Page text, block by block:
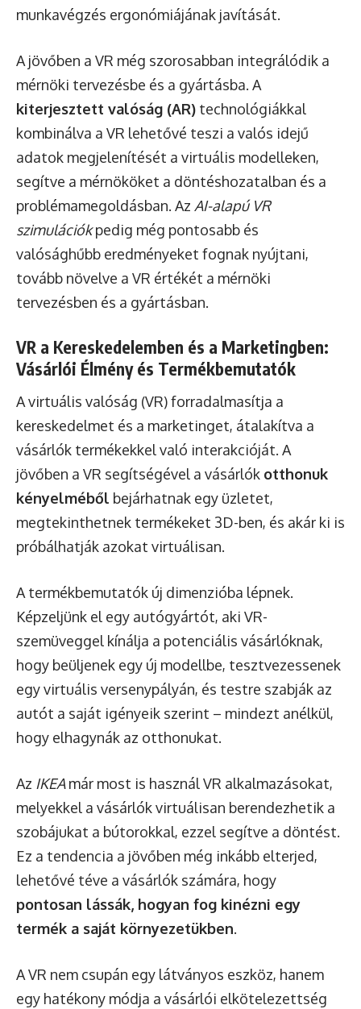
munkavégzés ergonómiájának javítását.
A jövőben a VR még szorosabban integrálódik a
mérnöki tervezésbe és a gyártásba. A
kiterjesztett valóság (AR) technológiákkal
kombinálva a VR lehetővé teszi a valós idejű
adatok megjelenítését a virtuális modelleken,
segítve a mérnököket a döntéshozatalban és a
problémamegoldásban. Az AI-alapú VR
szimulációkpedig még pontosabb és
valósághűbb eredményeket fognak nyújtani,
tovább növelve a VR értékét a mérnöki
tervezésben és a gyártásban.
VR a Kereskedelemben és a Marketingben:
Vásárlói Élmény és Termékbemutatók
A virtuális valóság (VR) forradalmasítja a
kereskedelmet és a marketinget, átalakítva a
vásárlók termékekkel való interakcióját. A
jövőben a VR segítségével a vásárlók otthonuk
kényelméből bejárhatnak egy üzletet,
megtekinthetnek termékeket 3D-ben, és akár ki is
próbálhatják azokat virtuálisan.
A termékbemutatók új dimenzióba lépnek.
Képzeljünk el egy autógyártót, aki VR-
szemüveggel kínálja a potenciális vásárlóknak,
hogy beüljenek egy új modellbe, tesztvezessenek
egy virtuális versenypályán, és testre szabják az
autót a saját igényeik szerint – mindezt anélkül,
hogy elhagynák az otthonukat.
Az IKEAmár most is használ VR alkalmazásokat,
melyekkel a vásárlók virtuálisan berendezhetik a
szobájukat a bútorokkal, ezzel segítve a döntést.
Ez a tendencia a jövőben még inkább elterjed,
lehetővé téve a vásárlók számára, hogy
pontosan lássák, hogyan fog kinézni egy
termék a saját környezetükben.
A VR nem csupán egy látványos eszköz, hanem
egy hatékony módja a vásárlói elkötelezettség